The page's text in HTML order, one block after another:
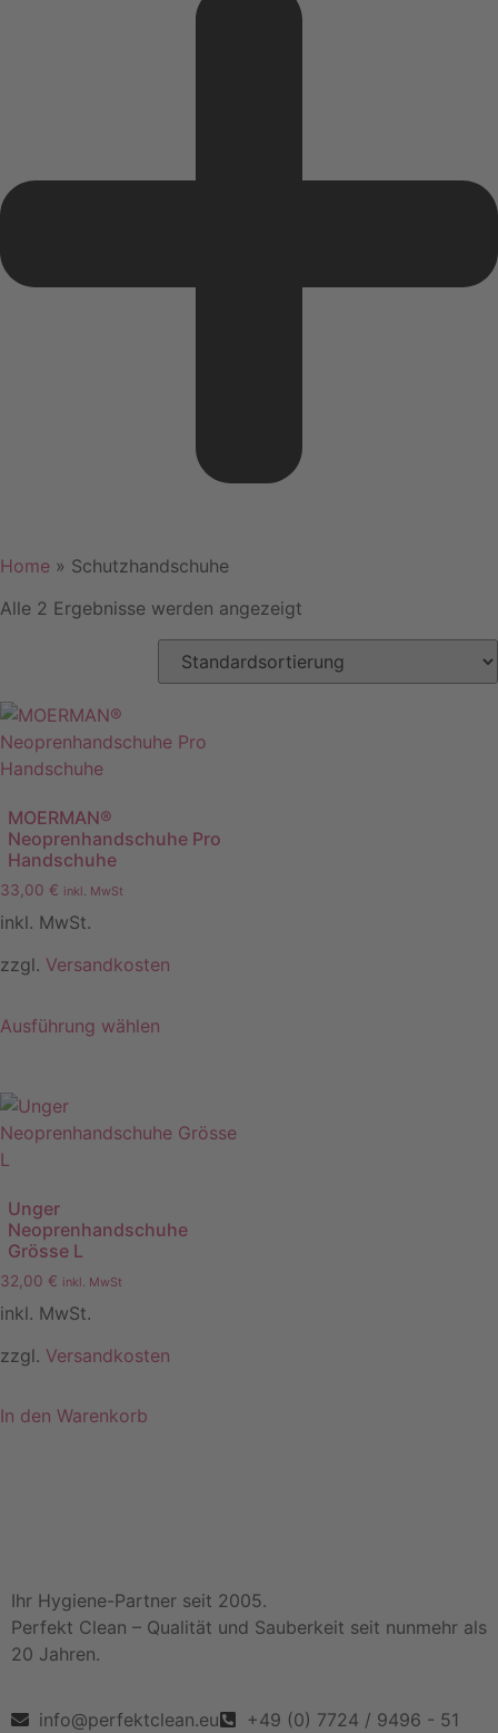
Home » Schutzhandschuhe
Alle 2 Ergebnisse werden angezeigt
MOERMAN®
Neoprenhandschuhe Pro
Handschuhe
33,00 € inkl. MwSt
inkl. MwSt.
zzgl. Versandkosten
Ausführung wählen
Unger
Neoprenhandschuhe
Grösse L
32,00 € inkl. MwSt
inkl. MwSt.
zzgl. Versandkosten
In den Warenkorb
Ihr Hygiene-Partner seit 2005.
Perfekt Clean – Qualität und Sauberkeit seit nunmehr als
20 Jahren.
info@perfektclean.eu
+49 (0) 7724 / 9496 - 51